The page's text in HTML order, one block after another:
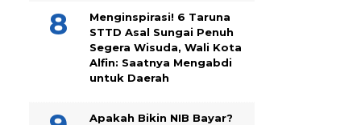
Menginspirasi! 6 Taruna
STTD Asal Sungai Penuh
Segera Wisuda, Wali Kota
Alfin: Saatnya Mengabdi
untuk Daerah
Apakah Bikin NIB Bayar?